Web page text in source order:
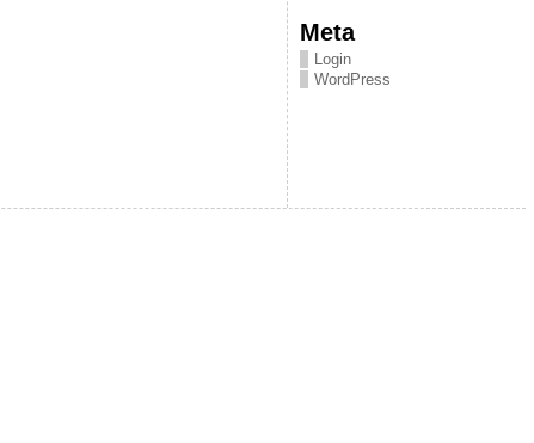
Meta
Login
WordPress